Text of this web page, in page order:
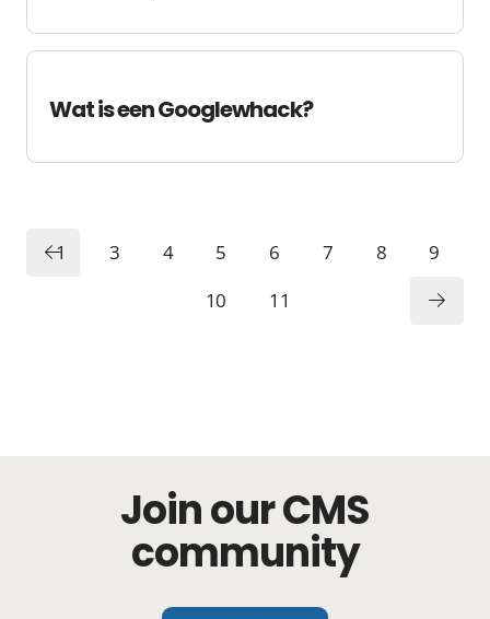
Wat is een Googlewhack?
1 3 4 5 6 7 8
9
10
11
Join our CMS
community